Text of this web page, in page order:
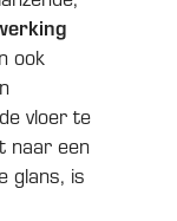
ook
vloer te
naar een
glans, is